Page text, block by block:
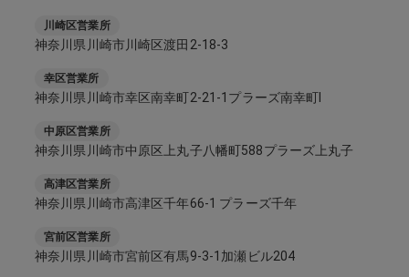
川崎区営業所
神奈川県川崎市川崎区渡田2-18-3
幸区営業所
神奈川県川崎市幸区南幸町2-21-1プラーズ南幸町Ⅰ
中原区営業所
神奈川県川崎市中原区上丸子八幡町588プラーズ上丸子
高津区営業所
神奈川県川崎市高津区千年66-1 プラーズ千年
宮前区営業所
神奈川県川崎市宮前区有馬9-3-1加瀬ビル204